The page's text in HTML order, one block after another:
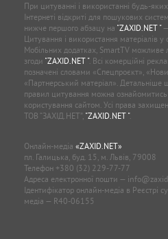
При цитуванні і використанні будь-
Інтернеті відкриті для пошукових
нижче першого абзацу на "ZAXID.NET "—
Цитування і використання матеріалів
Мобільних додатках, SmartTV можливе
згоди "ZAXID.NET ". Всі комерційні
позначені словами «Спецпроєкт»,
«Партнерський матеріал». Детальніше
правил цитування можна
користування сайтом. Усі права
ТОВ “ЗАХІД.НЕТ”, "ZAXID.NET ".
Онлайн-медіа «ZAXID.NET»
пл. Галицька, буд. 15, м. Львів, 79008
Телефон +380 (32) 229-77-77
Адреса електронної пошти —
Ідентифікатор онлайн-медіа в Реєстрі
медіа — R40-06155